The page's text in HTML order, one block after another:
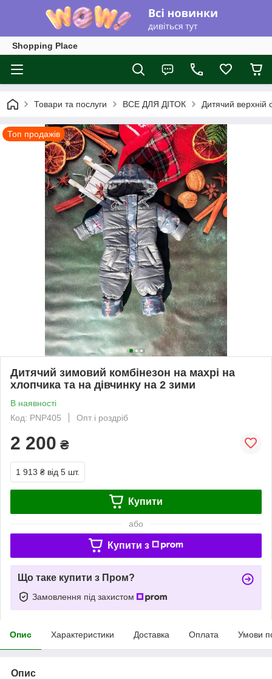
Shopping Place
Товари та послуги ВСЕ ДЛЯ ДІТОК Дитячий
Топ продажів
Дитячий зимовий комбінезон на махрі на
хлопчика та на дівчинку на 2 зими
В наявності
Код: PNP405
Опт і роздріб
2 200 ₴
1 913 ₴ від 5 шт.
Купити
або
Купити з
Що таке купити з Пром?
Замовлення під захистом
Опис Характеристики Доставка Оплата Умови
Опис